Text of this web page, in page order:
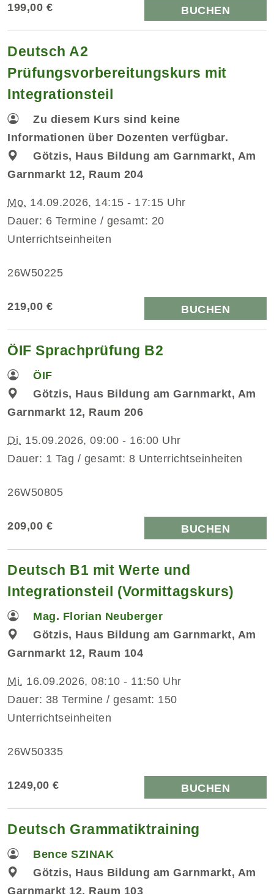
199,00 € BUCHEN
Deutsch A2
Prüfungsvorbereitungskurs mit
Integrationsteil
Zu diesem Kurs sind keine
Informationen über Dozenten verfügbar.
Götzis, Haus Bildung am Garnmarkt, Am
Garnmarkt 12, Raum 204
Mo. 14.09.2026, 14:15 - 17:15 Uhr
Dauer: 6 Termine / gesamt: 20
Unterrichtseinheiten
26W50225
219,00 € BUCHEN
ÖIF Sprachprüfung B2
ÖIF
Götzis, Haus Bildung am Garnmarkt, Am
Garnmarkt 12, Raum 206
Di. 15.09.2026, 09:00 - 16:00 Uhr
Dauer: 1 Tag / gesamt: 8 Unterrichtseinheiten
26W50805
209,00 € BUCHEN
Deutsch B1 mit Werte und
Integrationsteil (Vormittagskurs)
Mag. Florian Neuberger
Götzis, Haus Bildung am Garnmarkt, Am
Garnmarkt 12, Raum 104
Mi. 16.09.2026, 08:10 - 11:50 Uhr
Dauer: 38 Termine / gesamt: 150
Unterrichtseinheiten
26W50335
1249,00 € BUCHEN
Deutsch Grammatiktraining
Bence SZINAK
Götzis, Haus Bildung am Garnmarkt, Am
Garnmarkt 12, Raum 103